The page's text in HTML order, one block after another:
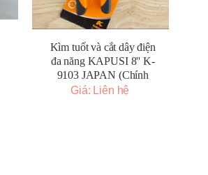
Kìm tuốt và cắt dây điện
đa năng KAPUSI 8'' K-
9103 JAPAN (Chính
Hãng)
Giá: Liên hệ